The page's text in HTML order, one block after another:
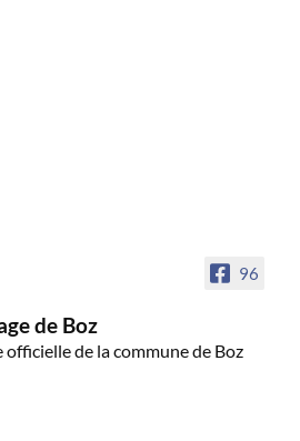
96
de Boz
officielle de la commune de Boz